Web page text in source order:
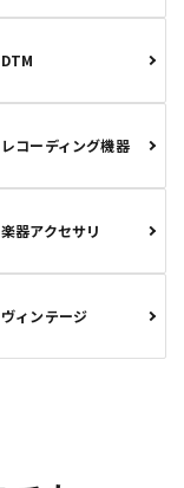
DTM
レコーディング機器
楽器アクセサリ
ヴィンテージ